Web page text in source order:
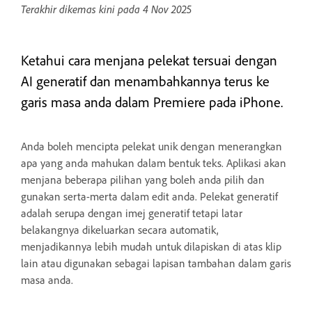
Terakhir dikemas kini pada 4 Nov 2025
Ketahui cara menjana pelekat tersuai dengan
AI generatif dan menambahkannya terus ke
garis masa anda dalam Premiere pada iPhone.
Anda boleh mencipta pelekat unik dengan menerangkan
apa yang anda mahukan dalam bentuk teks. Aplikasi akan
menjana beberapa pilihan yang boleh anda pilih dan
gunakan serta-merta dalam edit anda. Pelekat generatif
adalah serupa dengan imej generatif tetapi latar
belakangnya dikeluarkan secara automatik,
menjadikannya lebih mudah untuk dilapiskan di atas klip
lain atau digunakan sebagai lapisan tambahan dalam garis
masa anda.